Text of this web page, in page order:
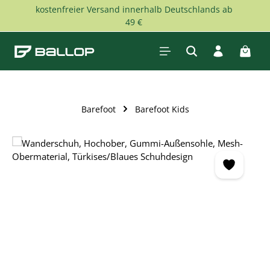
Zum Hauptinhalt springen
kostenfreier Versand innerhalb Deutschlands ab
49 €
Barefoot Barefoot Kids
Bildergalerie überspringen